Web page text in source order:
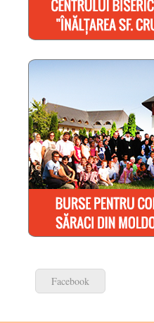
Facebook